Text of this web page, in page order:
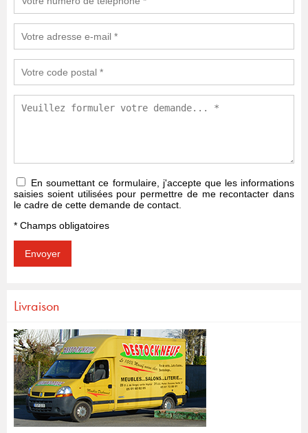
En soumettant ce formulaire, j'accepte que les informations
saisies soient utilisées pour permettre de me recontacter dans
le cadre de cette demande de contact.
* Champs obligatoires
Livraison